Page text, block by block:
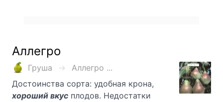
Аллегро
Груша
Аллегро ...
Достоинства сорта: удобная крона,
хороший вкус плодов. Недостатки